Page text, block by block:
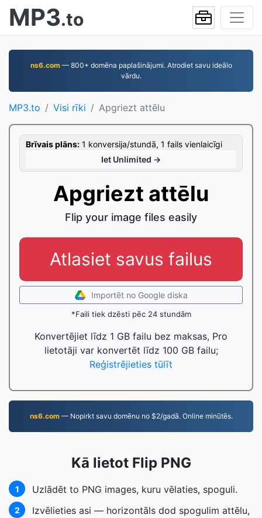
MP3.to
ns6.com— 800+ domēna paplašinājumi. Atrodiet savu ideālo
vārdu.
MP3.to Visi rīki Apgriezt attēlu
Brīvais plāns: 1 konversija/stundā, 1 fails vienlaicīgi
Iet Unlimited →
Apgriezt attēlu
Flip your image files easily
Atlasiet savus failus
Importēt no Google diska
*Faili tiek dzēsti pēc 24 stundām
Konvertējiet līdz 1 GB failu bez maksas, Pro
lietotāji var konvertēt līdz 100 GB failu;
Reģistrējieties tūlīt
ns6.com— Nopirkt savu domēnu no $2/gadā. Online minūtēs.
Kā lietot Flip PNG
1 Uzlādēt to PNG images, kuru vēlaties, spoguli.
2
Izvēlieties asi — horizontāls dod spogulim attēlu,